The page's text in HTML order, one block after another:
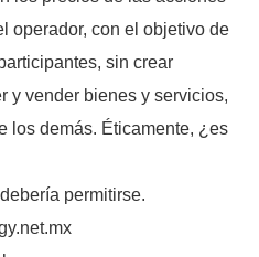
operador, con el objetivo de
sin crear
y vender bienes y servicios,
los demás. Éticamente, ¿es
permitirse.